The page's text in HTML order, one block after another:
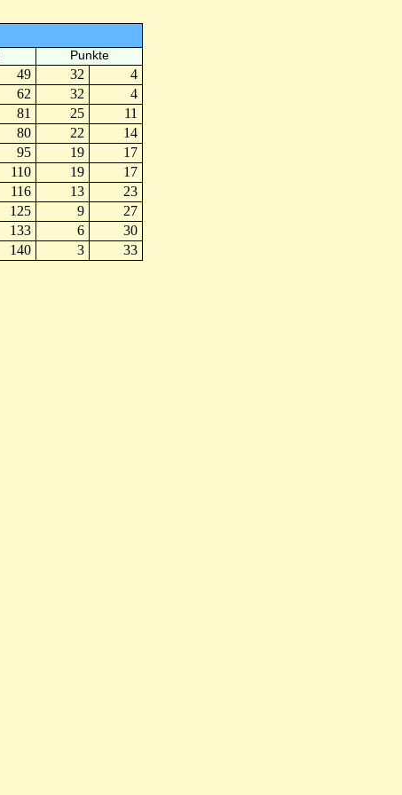
Punkte
49 32
4
62 32
4
81 25
11
80 22
14
95 19
17
110 19
17
116 13
23
125 9
27
133 6
30
140 3 33